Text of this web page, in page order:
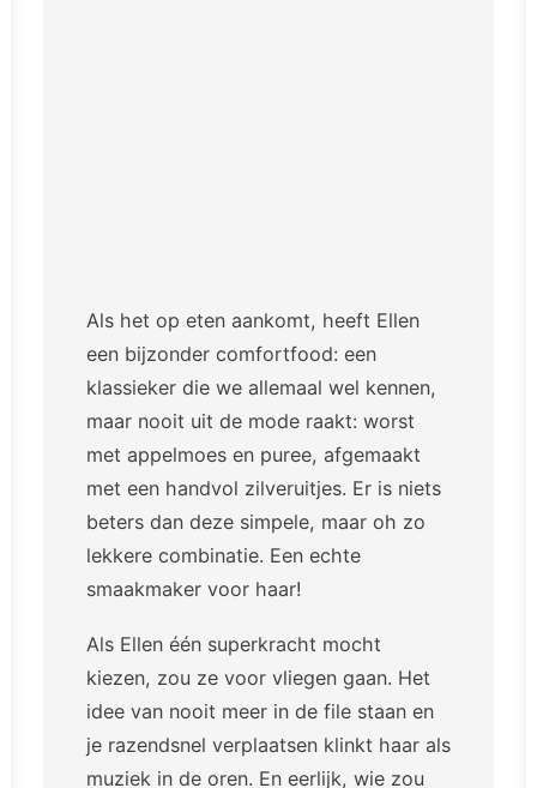
Als het op eten aankomt, heeft Ellen
een bijzonder comfortfood: een
klassieker die we allemaal wel kennen,
maar nooit uit de mode raakt: worst
met appelmoes en puree, afgemaakt
met een handvol zilveruitjes. Er is niets
beters dan deze simpele, maar oh zo
lekkere combinatie. Een echte
smaakmaker voor haar!
Als Ellen één superkracht mocht
kiezen, zou ze voor vliegen gaan. Het
idee van nooit meer in de file staan en
je razendsnel verplaatsen klinkt haar als
muziek in de oren. En eerlijk, wie zou